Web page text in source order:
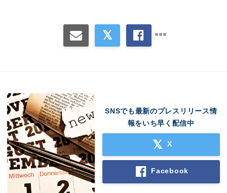
SNSでも最新のプレスリリース情
報をいち早く配信中
X
Facebook